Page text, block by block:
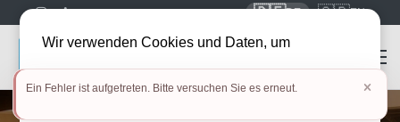
Ein Fehler ist aufgetreten. Bitte versuchen Sie es erneut.
🇩🇪DE 🇬🇧EN
Wir verwenden Cookies und Daten, um
• die Benutzerfreundlichkeit unserer Website zu